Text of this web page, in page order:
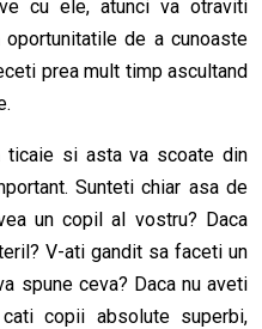
cu ele, atunci va otraviti
de a cunoaste
prea mult timp ascultand
si asta va scoate din
Sunteti chiar asa de
un copil al vostru? Daca
V-ati gandit sa faceti un
spune ceva? Daca nu aveti
copii absolute superbi,